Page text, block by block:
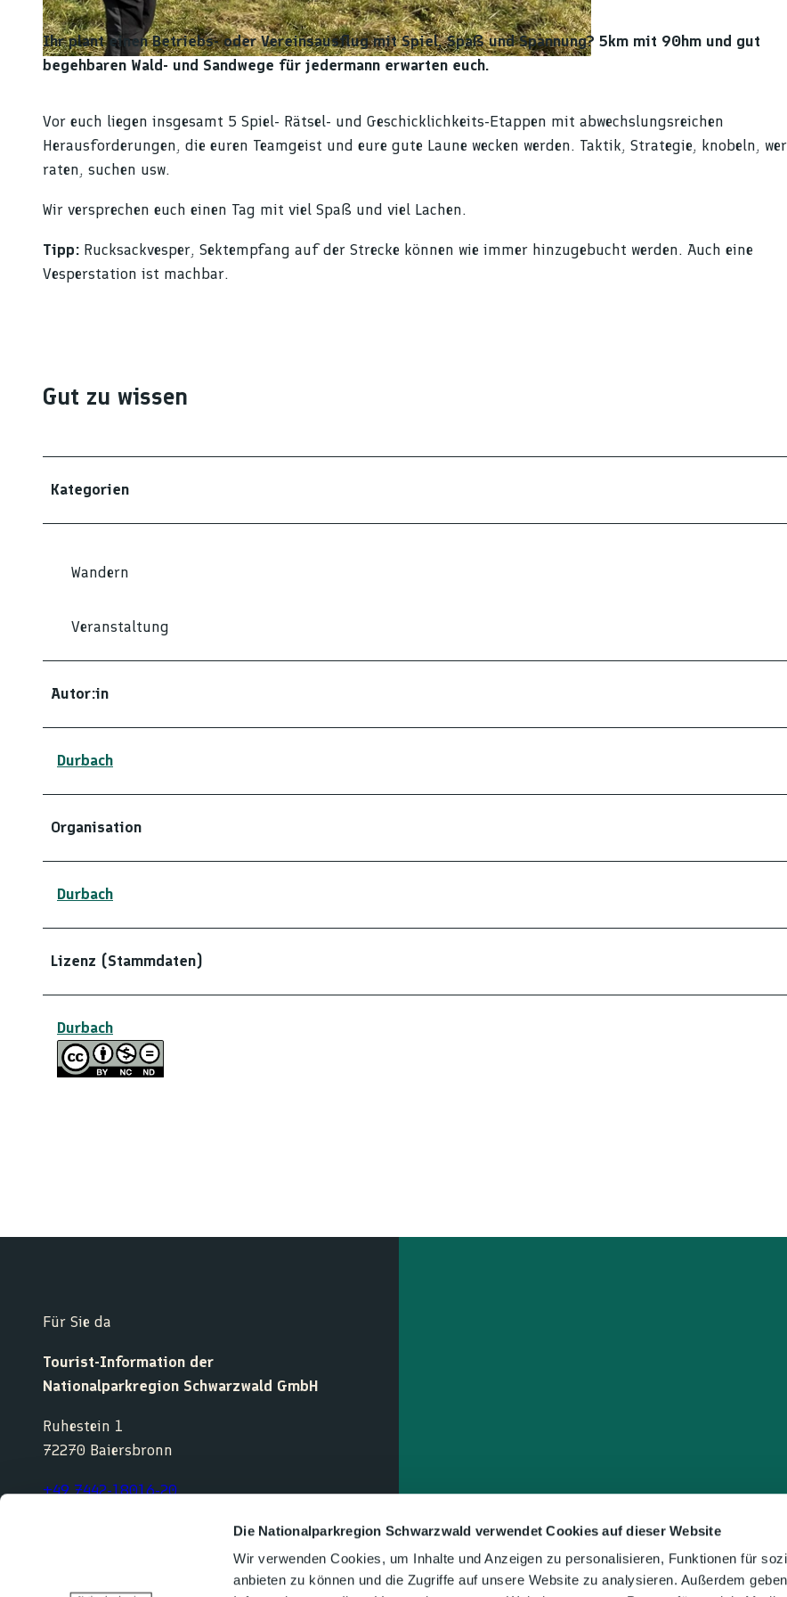
Die Nationalparkregion Schwarzwald verwendet Cookies auf dieser Website
Wir verwenden Cookies, um Inhalte und Anzeigen zu personalisieren, Funktionen für
anbieten zu können und die Zugriffe auf unsere Website zu analysieren. Außerdem
© Durbach Event | CC-BY-NC-ND
© Durbach Event |CC-BY-NC-ND
Ihr plant einen Betriebs- oder Vereinsausflug mit Spiel, Spaß und Spannung? 5km mit 90hm und gut
begehbaren Wald- und Sandwege für jedermann erwarten euch.
Vor euch liegen insgesamt 5 Spiel- Rätsel- und Geschicklichkeits-Etappen mit abwechslungsreichen
Herausforderungen, die euren Teamgeist und eure gute Laune wecken werden. Taktik, Strategie, knobeln,
raten, suchen usw.
Wir versprechen euch einen Tag mit viel Spaß und viel Lachen.
Tipp: Rucksackvesper, Sektempfang auf der Strecke können wie immer hinzugebucht werden. Auch eine
Vesperstation ist machbar.
Gut zu wissen
Kategorien
Wandern
Veranstaltung
Autor:in
Durbach
Organisation
Durbach
Lizenz (Stammdaten)
Durbach
Für Sie da
Tourist-Information der
Nationalparkregion Schwarzwald GmbH
Ruhestein 1
72270 Baiersbronn
+49 7442-18016-20
service@nationalparkregion-schwarzwald.de